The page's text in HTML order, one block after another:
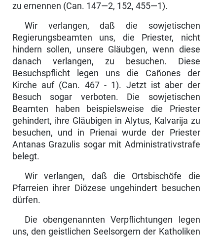
zu ernennen (Can. 147—2, 152, 455—1).
Wir verlangen, daß die sowjetischen
Regierungsbeamten uns, die Priester, nicht
hindern sollen, unsere Gläubgen, wenn diese
danach verlangen, zu besuchen. Diese
Besuchspflicht legen uns die Cañones der
Kirche auf (Can. 467 - 1). Jetzt ist aber der
Besuch sogar verboten. Die sowjetischen
Beamten haben beispielsweise die Priester
gehindert, ihre Gläubigen in Alytus, Kal­varija zu
besuchen, und in Prienai wurde der Priester
Antanas Grazulis sogar mit Administrativstrafe
belegt.
Wir verlangen, daß die Ortsbischöfe die
Pfarreien ihrer Diözese ungehindert besuchen
dürfen.
Die obengenannten Verpflichtungen legen
uns, den geistlichen Seelsorgern der Katholiken